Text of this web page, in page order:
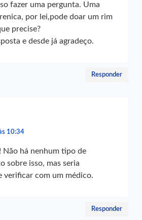
fazer uma pergunta. Uma
por lei,pode doar um rim
precise?
e desde já agradeço.
Responder
10:34
Não há nenhum tipo de
sobre isso, mas seria
verificar com um médico.
Responder